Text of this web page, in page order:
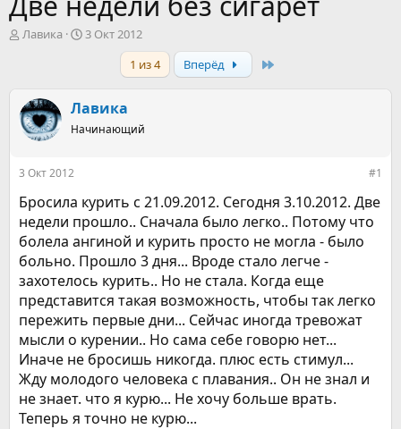
А
т
е
Лавика
Д
а
ч
3 Окт 2012
1 из 4
Вперёд
Лавика
Начинающий
3 Окт 2012 #1
Бросила курить с 21.09.2012. Сегодня 3.10.2012. Две
недели прошло.. Сначала было легко.. Потому что
болела ангиной и курить просто не могла - было
больно. Прошло 3 дня... Вроде стало легче -
захотелось курить.. Но не стала. Когда еще
представится такая возможность, чтобы так легко
пережить первые дни... Сейчас иногда тревожат
мысли о курении.. Но сама себе говорю нет...
Иначе не бросишь никогда. плюс есть стимул...
Жду молодого человека с плавания.. Он не знал и
не знает. что я курю... Не хочу больше врать.
Теперь я точно не курю...